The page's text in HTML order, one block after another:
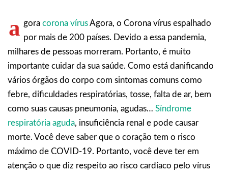
a gora corona vírusAgora, o Corona vírus espalhado
por mais de 200 países. Devido a essa pandemia,
milhares de pessoas morreram. Portanto, é muito
importante cuidar da sua saúde. Como está danificando
vários órgãos do corpo com sintomas comuns como
febre, dificuldades respiratórias, tosse, falta de ar, bem
como suas causas pneumonia, agudas… Síndrome
respiratória aguda, insuficiência renal e pode causar
morte. Você deve saber que o coração tem o risco
máximo de COVID-19. Portanto, você deve ter em
atenção o que diz respeito ao risco cardíaco pelo vírus